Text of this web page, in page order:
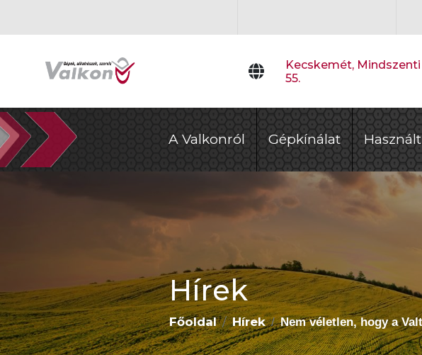
Kecskemét,
55.
A Valkonról Gépkínálat
Hírek
Főoldal Hírek Nem véletlen, hogy a